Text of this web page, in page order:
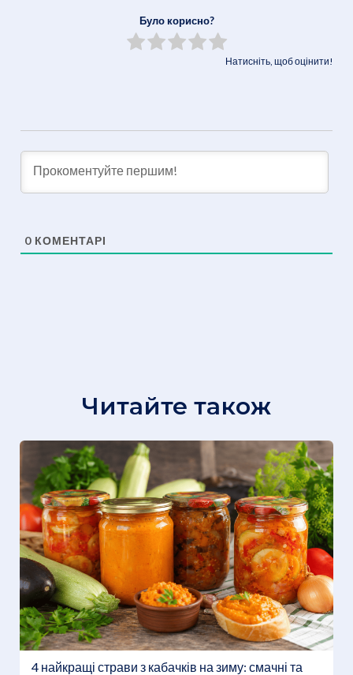
Було корисно?
Натисніть, щоб оцінити!
0 КОМЕНТАРІ
Читайте також
4 найкращі страви з кабачків на зиму: смачні та